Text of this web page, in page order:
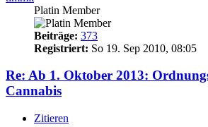
Platin Member
Beiträge: 373
Registriert: So 19. Sep 2010, 08:05
Re: Ab 1. Oktober 2013:
Cannabis
Zitieren